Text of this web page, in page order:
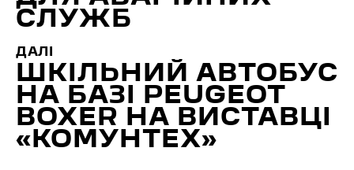
СЛУЖБ
ДАЛІ
ШКІЛЬНИЙ АВТОБУС
НА БАЗІ PEUGEOT
BOXER НА ВИСТАВЦІ
«КОМУНТЕХ»